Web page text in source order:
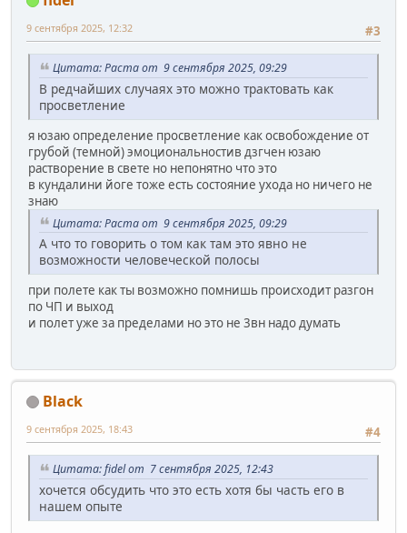
#3
9 сентября 2025, 12:32
Цитата: Раста от 9 сентября 2025, 09:29
В редчайших случаях это можно трактовать как
просветление
я юзаю определение просветление как освобождение от
грубой (темной) эмоциональностив дзгчен юзаю
растворение в свете но непонятно что это
в кундалини йоге тоже есть состояние ухода но ничего не
знаю
Цитата: Раста от 9 сентября 2025, 09:29
А что то говорить о том как там это явно не
возможности человеческой полосы
при полете как ты возможно помнишь происходит разгон
по ЧП и выход
и полет уже за пределами но это не 3вн надо думать
Black
#4
9 сентября 2025, 18:43
Цитата: fidel от 7 сентября 2025, 12:43
хочется обсудить что это есть хотя бы часть его в
нашем опыте